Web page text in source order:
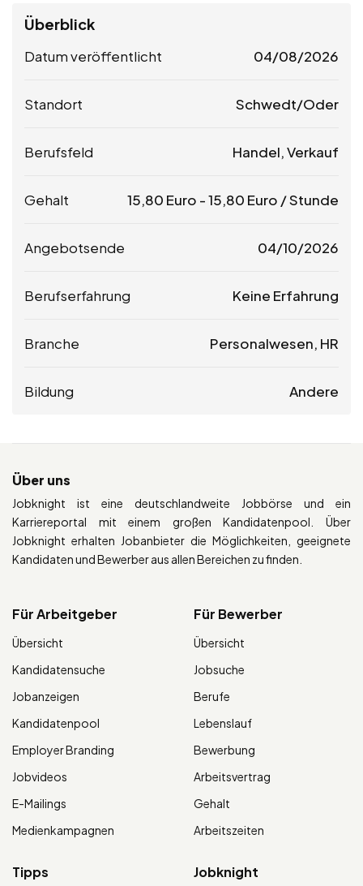
Überblick
Datum veröffentlicht 04/08/2026
Standort Schwedt/Oder
Berufsfeld Handel, Verkauf
Gehalt 15,80 Euro -15,80 Euro / Stunde
Angebotsende 04/10/2026
Berufserfahrung Keine Erfahrung
Branche Personalwesen, HR
Bildung Andere
Über uns
Jobknight ist eine deutschlandweite Jobbörse und ein
Karriereportal mit einem großen Kandidatenpool. Über
Jobknight erhalten Jobanbieter die Möglichkeiten, geeignete
Kandidaten und Bewerber aus allen Bereichen zu finden.
Für Arbeitgeber
Übersicht
Kandidatensuche
Jobanzeigen
Kandidatenpool
Employer Branding
Jobvideos
E-Mailings
Medienkampagnen
Für Bewerber
Übersicht
Jobsuche
Berufe
Lebenslauf
Bewerbung
Arbeitsvertrag
Gehalt
Arbeitszeiten
Tipps Jobknight